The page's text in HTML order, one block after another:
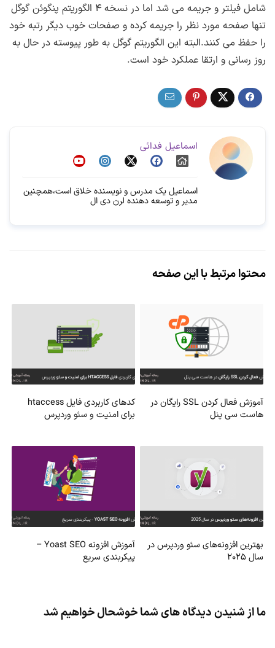
شامل فیلتر و جریمه می شد اما در نسخه ۴ الگوریتم پنگوئن گوگل
تنها صفحه مورد نظر را جریمه کرده و صفحات خوب دیگر رتبه خود
را حفظ می کنند.البته این الگوریتم گوگل به طور پیوسته در حال به
روز رسانی و ارتقا عملکرد خود است.
اسماعیل فدائی
اسماعیل یک مدرس و نویسنده خلاق است،همچنین
مدیر و توسعه دهنده لرن دی ال
محتوا مرتبط با این صفحه
آموزش فعال کردن SSL رایگان در
هاست سی پنل
کدهای کاربردی فایل htaccess
برای امنیت و سئو وردپرس
بهترین افزونه‌های سئو وردپرس در
سال ۲۰۲۵
آموزش افزونه Yoast SEO –
پیکربندی سریع
ما از شنیدن دیدگاه های شما خوشحال خواهیم شد